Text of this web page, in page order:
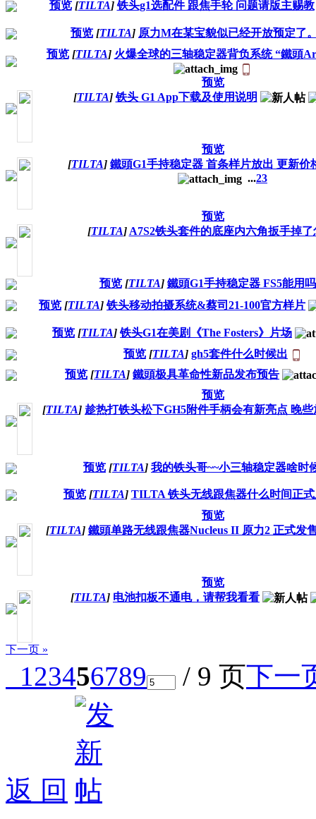
预览 [TILTA] 铁头g1选配件 跟焦手轮 问题请版主赐教
预览 [TILTA] 原力M在某宝貌似已经开放预定了
预览 [TILTA] 火爆全球的三轴稳定器背负系统 “鐵頭
预览
[TILTA] 铁头 G1 App下载及使用说明
预览
[TILTA] 鐵頭G1手持稳定器 首条样片放出 更新价
...23
预览
[TILTA] A7S2铁头套件的底座内六角扳手掉
预览 [TILTA] 鐵頭G1手持稳定器 FS5能用
预览 [TILTA] 铁头移动拍摄系统&蔡司21-100官方样片
预览 [TILTA] 铁头G1在美剧《The Fosters》片场
预览 [TILTA] gh5套件什么时候出
预览 [TILTA] 鐵頭极具革命性新品发布预告
预览
[TILTA] 趁热打铁头松下GH5附件手柄会有新亮点 晚些
预览 [TILTA] 我的铁头哥~~小三轴稳定器啥时
预览 [TILTA] TILTA 铁头无线跟焦器什么时间正
预览
[TILTA] 鐵頭单路无线跟焦器Nucleus II 原力2 正式发
预览
[TILTA] 电池扣板不通电，请帮我看看
下一页 »
123456789 / 9 页下一
返 回